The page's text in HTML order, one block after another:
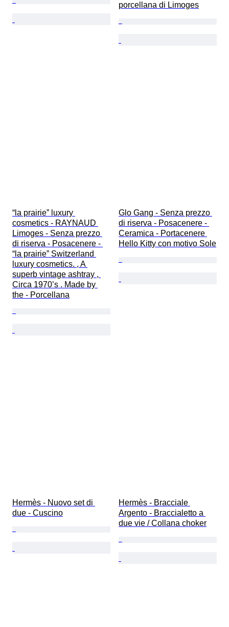
porcellana di Limoges
“la prairie” luxury
cosmetics - RAYNAUD
Limoges - Senza prezzo
di riserva - Posacenere -
“la prairie” Switzerland
luxury cosmetics. , A
superb vintage ashtray ,
Circa 1970’s . Made by
the - Porcellana
Glo Gang - Senza prezzo
di riserva - Posacenere -
Ceramica - Portacenere
Hello Kitty con motivo Sole
Hermès - Nuovo set di
due - Cuscino
Hermès - Bracciale
Argento - Braccialetto a
due vie / Collana choker